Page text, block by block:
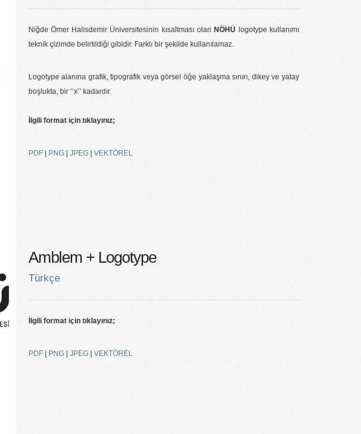
Niğde Ömer Halisdemir Üniversitesinin kısaltması olan NÖHÜ
logotype kullanımı
teknik çizimde belirtildiği gibidir. Farklı bir şekilde kullanılamaz.
Logotype alanına grafik, tipografik veya görsel öğe yaklaşma sınırı, dikey ve yatay
boşlukta, bir ‘‘x’’ kadardır.
İlgili format için tıklayınız;
PDF PNG| JPEG| VEKTÖREL
Amblem + Logotype
Türkçe
İlgili format için tıklayınız;
PDF| PNG JPEG| VEKTÖREL